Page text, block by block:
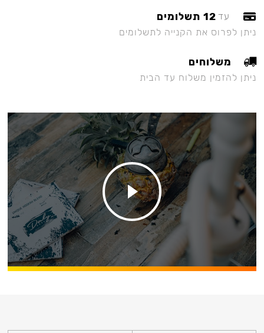
עד 12 תשלומים
ניתן לפרוס את הקנייה לתשלומים
משלוחים
ניתן להזמין משלוח עד הבית